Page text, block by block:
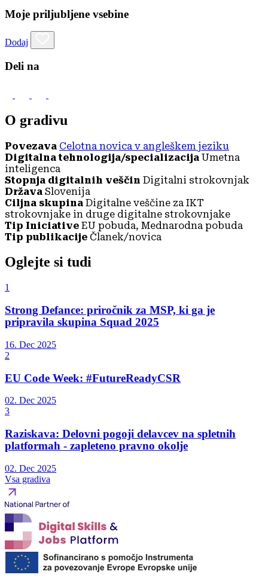
Moje priljubljene vsebine
Dodaj
Deli na
O gradivu
Povezava Celotna novica v angleškem jeziku
Digitalna tehnologija/specializacija Umetna
inteligenca
Stopnja digitalnih veščin Digitalni strokovnjak
Država Slovenija
Ciljna skupina Digitalne veščine za IKT
strokovnjake in druge digitalne strokovnjake
Tip Iniciative EU pobuda, Mednarodna pobuda
Tip publikacije Članek/novica
Oglejte si tudi
1
Strong Defance: priročnik za MSP, ki ga je
pripravila skupina Squad 2025
16. Dec 2025
2
EU Code Week: #FutureReadyCSR
02. Dec 2025
3
Raziskava: Delovni pogoji delavcev na spletnih
platformah - zapleteno pravno okolje
02. Dec 2025
Vsa gradiva